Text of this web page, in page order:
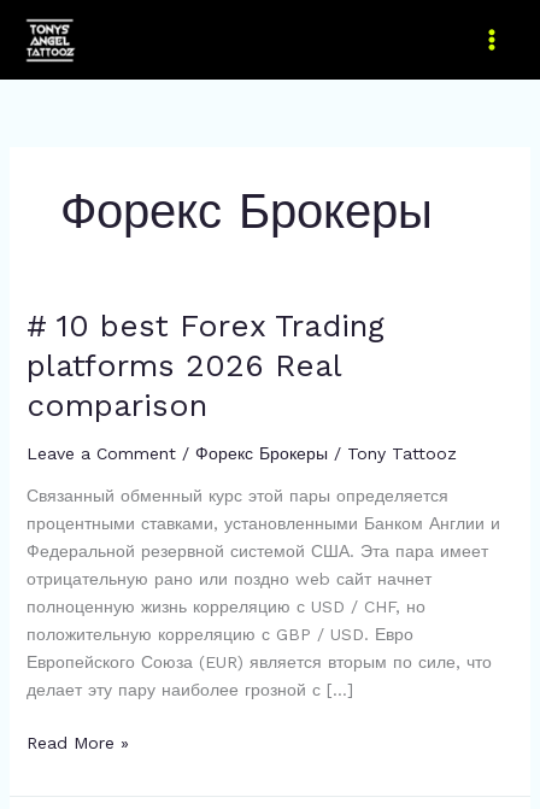
content
Форекс Брокеры
# 10 best Forex Trading
platforms 2026 Real
comparison
Leave a Comment / Форекс Брокеры / Tony Tattooz
Связанный обменный курс этой пары определяется
процентными ставками, установленными Банком Англии и
Федеральной резервной системой США. Эта пара имеет
отрицательную рано или поздно web сайт начнет
полноценную жизнь корреляцию с USD / CHF, но
положительную корреляцию с GBP / USD. Евро
Европейского Союза (EUR) является вторым по силе, что
делает эту пару наиболее грозной с […]
#
best
Read More »